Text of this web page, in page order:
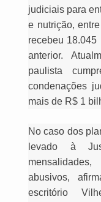
judiciais para
e nutrição,
recebeu
anterior.
paulista
condenações
mais de R$ 1
No caso dos
levado à
abusivos,
escritório